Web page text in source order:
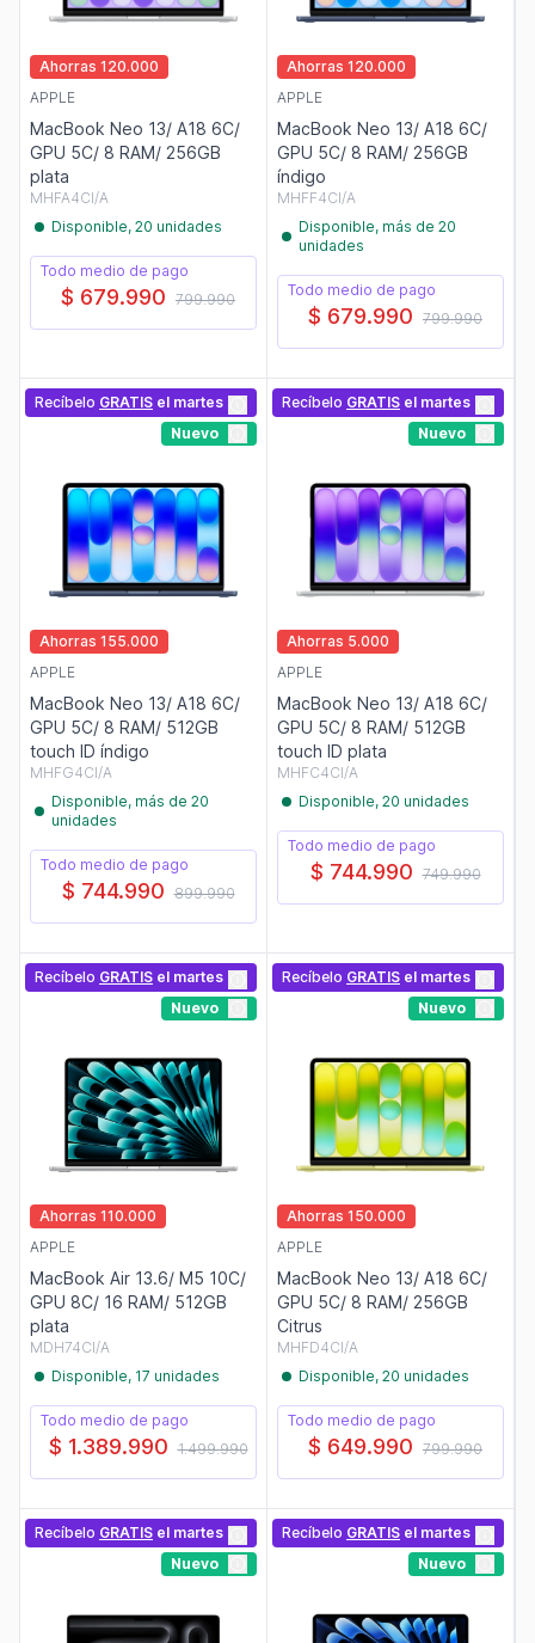
Ahorras 120.000
APPLE
MacBook Neo 13/ A18 6C/
GPU 5C/ 8 RAM/ 256GB
plata
MHFA4CI/A
Disponible, 20 unidades
Todo medio de pago
$ 679.990 799.990
Ahorras 120.000
APPLE
MacBook Neo 13/ A18 6C/
GPU 5C/ 8 RAM/ 256GB
índigo
MHFF4CI/A
Disponible, más de 20
unidades
Todo medio de pago
$ 679.990 799.990
Recíbelo GRATIS el martes
Nuevo
Ahorras 155.000
APPLE
MacBook Neo 13/ A18 6C/
GPU 5C/ 8 RAM/ 512GB
touch ID índigo
MHFG4CI/A
Disponible, más de 20
unidades
Todo medio de pago
$ 744.990 899.990
Recíbelo GRATIS el martes
Nuevo
Ahorras 5.000
APPLE
MacBook Neo 13/ A18 6C/
GPU 5C/ 8 RAM/ 512GB
touch ID plata
MHFC4CI/A
Disponible, 20 unidades
Todo medio de pago
$ 744.990 749.990
Recíbelo GRATIS el martes
Nuevo
Ahorras 110.000
APPLE
MacBook Air 13.6/ M5 10C/
GPU 8C/ 16 RAM/ 512GB
plata
MDH74CI/A
Disponible, 17 unidades
Todo medio de pago
$ 1.389.990 1.499.990
Recíbelo GRATIS el martes
Nuevo
Ahorras 150.000
APPLE
MacBook Neo 13/ A18 6C/
GPU 5C/ 8 RAM/ 256GB
Citrus
MHFD4CI/A
Disponible, 20 unidades
Todo medio de pago
$ 649.990 799.990
Recíbelo GRATIS el martes
Nuevo
Recíbelo GRATIS el martes
Nuevo